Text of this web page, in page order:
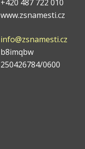
+420 487 722 010
www.zsnamesti.cz
info@zsnamesti.cz
b8imqbw
250426784/0600